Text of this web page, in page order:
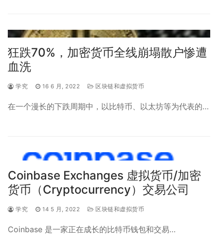
狂跌70%，加密货币全线崩塌散户惨遭
血洗
学究 16 6 月, 2022 区块链和虚拟货币
在一个漫长的下跌周期中，以比特币、以太坊等为代表的…
Coinbase Exchanges 虚拟货币/加密
货币（Cryptocurrency）交易公司
学究 14 5 月, 2022 区块链和虚拟货币
Coinbase 是一家正在成长的比特币钱包和交易…